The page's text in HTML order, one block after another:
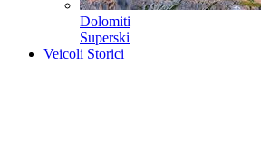
Dolomiti
Superski
Veicoli Storici